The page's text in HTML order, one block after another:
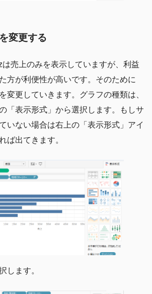
変更する
売上のみを表示していますが、利益
方が利便性が高いです。そのために
変更していきます。グラフの種類は、
「表示形式」から選択します。もしサ
いない場合は右上の「表示形式」アイ
ば出てきます。
します。